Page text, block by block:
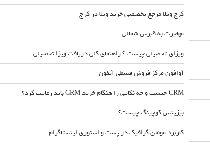
کرج ویلا مرجع تخصصی خرید ویلا در کرج
مهاجرت به قبرس شمالی
ویزای تحصیلی چیست ؟ راهنمای کلی دریافت ویزا تحصیلی
آوافون مرکز فروش قسطی آیفون
CRM چیست و چه نکاتی را هنگام خرید CRM باید رعایت کرد؟
بیزینس کوچینگ چیست؟
کاربرد موشن گرافیک در پست و استوری اینستاگرام